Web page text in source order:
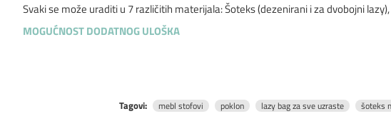
Svaki se može uraditi u 7 različitih materijala: Šoteks (dezenirani i za dvobojni
MOGUĆNOST DODATNOG ULOŠKA
Tagovi: mebl stofovi poklon lazy bag za sve uzraste šoteks